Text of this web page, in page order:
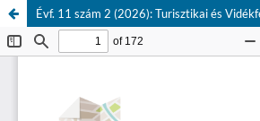
Évf. 11 szám 2 (2026): Turisztikai és